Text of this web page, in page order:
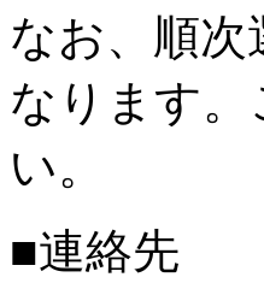
なお、順次
なります
い。
■連絡先